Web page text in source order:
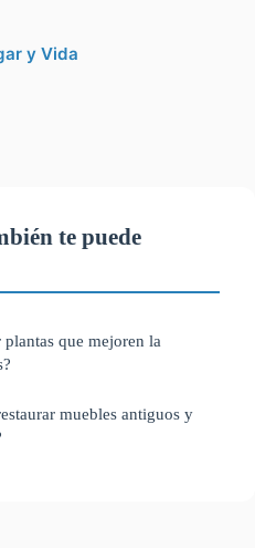
y Vida
te puede
que mejoren la
muebles antiguos y